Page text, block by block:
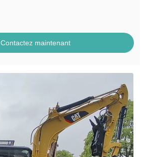
Contactez maintenant